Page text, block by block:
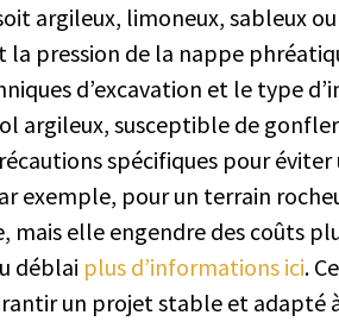
argileux, limoneux, sableux
la pression de la nappe
d’excavation et le type
argileux, susceptible de
spécifiques pour
exemple, pour un terrain
mais elle engendre des coûts
déblai plus d’informations ici.
un projet stable et adapté